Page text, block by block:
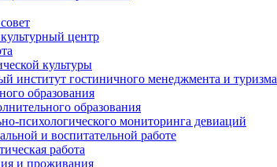
центр
культуры
институт гостиничного менеджмента и туризма
образования
образования
психологического мониторинга девиаций
и воспитательной работе
работа
и проживания